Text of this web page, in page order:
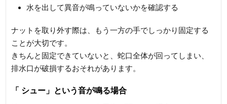
水を出して異音が鳴っていないかを確認する
ナットを取り外す際は、もう一方の手でしっかり固定する
ことが大切です。
きちんと固定できていないと、蛇口全体が回ってしまい、
排水口が破損するおそれがあります。
「 シュー」という音が鳴る場合